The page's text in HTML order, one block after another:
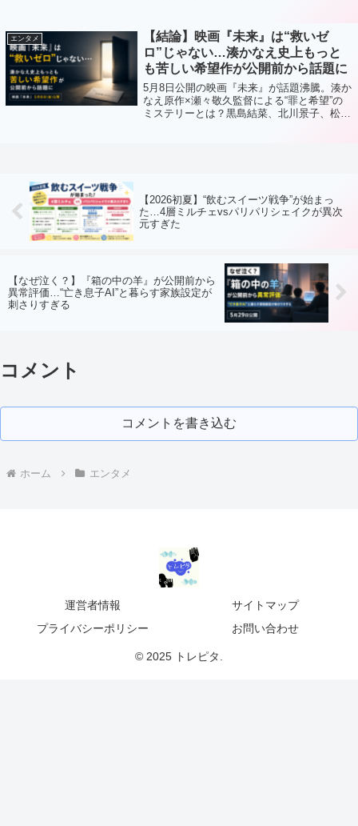
エンタメ
【結論】映画『未来』は“救いゼ
ロ”じゃない…湊かなえ史上もっと
も苦しい希望作が公開前から話題に
5月8日公開の映画『未来』が話題沸騰。湊か
なえ原作×瀬々敬久監督による“罪と希望”の
ミステリーとは？黒島結菜、北川景子、松坂
【2026初夏】“飲むスイーツ戦争”が始まっ
た…4層ミルチェvsパリパリシェイクが異次
元すぎた
【なぜ泣く？】『箱の中の羊』が公開前から
異常評価…“亡き息子AI”と暮らす家族設定が
刺さりすぎる
コメント
コメントを書き込む
ホーム エンタメ
運営者情報
サイトマップ
プライバシーポリシー
お問い合わせ
© 2025 トレピタ.